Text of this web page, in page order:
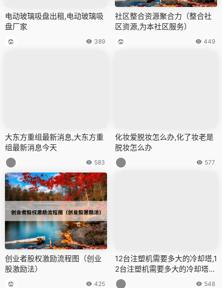
电动玻璃吸盘出租,电动玻璃吸
盘厂家
389
社区整合资源聚合力（整合社
区资源,为本社区服务）
449
大东方重组最新消息,大东方重
组最新消息今天
583
化妆爱脱妆怎么办,化了妆老是
脱妆怎么办
577
创业者股权激励流程图（创业
股激励法）
425
12台注塑机需要多大的冷却塔,1
2台注塑机需要多大的冷却塔才
能用
548